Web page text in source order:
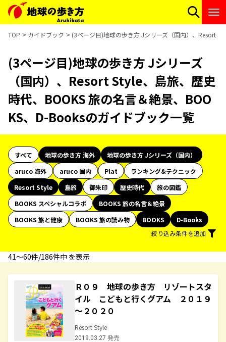
TOP ガイドブック (3ページ目)地球の歩き方 Jシリーズ（国内）、Resort
(3ページ目)地球の歩き方 Jシリーズ
（国内）、Resort Style、島旅、歴史
時代、BOOKS 旅の名言＆絶景、BOO
KS、D-Booksのガイドブック一覧
すべて 地球の歩き方 海外
地球の歩き方 Jシリーズ（国内）
aruco 海外
aruco 国内 Plat
ランキング&テクニック
Resort Style
島旅 御朱印 歴史時代
旅の図鑑
BOOKS スペシャルコラボ
BOOKS 旅の名言＆絶景
BOOKS 旅と健康
BOOKS 旅の読み物 BOOKS
D-Books
絞り込み条件を追加
41〜60件/186件中 を表示
Ｒ０９ 地球の歩き方 リゾートスタ
イル こどもと行くグアム ２０１９
～２０２０
Resort Style
2019.03.27 発売